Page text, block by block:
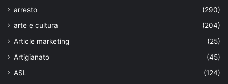
arresto
(290)
arte e cultura
(204)
Article marketing
(25)
Artigianato
(45)
ASL
(124)